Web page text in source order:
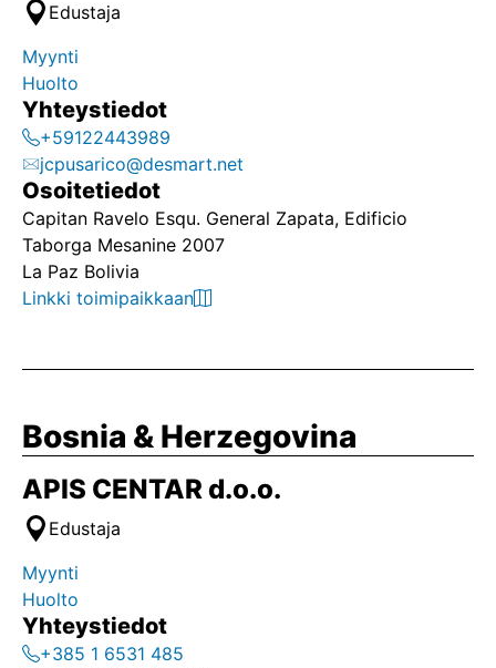
Edustaja
Myynti
Huolto
Yhteystiedot
+59122443989
jcpusarico@desmart.net
Osoitetiedot
Capitan Ravelo Esqu. General Zapata, Edificio
Taborga Mesanine 2007
La Paz Bolivia
Linkki toimipaikkaan
Bosnia & Herzegovina
APIS CENTAR d.o.o.
Edustaja
Myynti
Huolto
Yhteystiedot
+385 1 6531 485